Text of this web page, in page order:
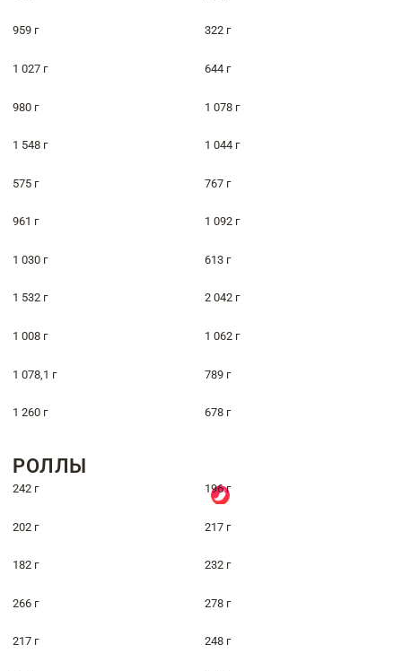
959 г 322 г
1 027 г 644 г
980 г 1 078 г
1 548 г 1 044 г
575 г 767 г
961 г 1 092 г
1 030 г 613 г
1 532 г 2 042 г
1 008 г 1 062 г
1 078,1 г 789 г
1 260 г 678 г
РОЛЛЫ
242 г 196 г
202 г 217 г
182 г 232 г
266 г 278 г
217 г 248 г